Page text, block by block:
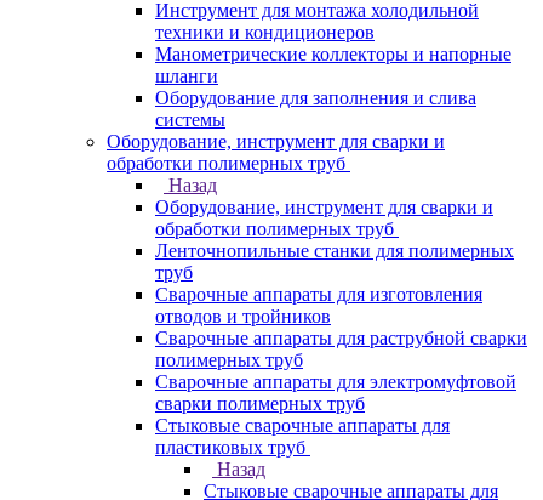
Инструмент для монтажа холодильной
техники и кондиционеров
Манометрические коллекторы и напорные
шланги
Оборудование для заполнения и слива
системы
Оборудование, инструмент для сварки и
обработки полимерных труб
Назад
Оборудование, инструмент для сварки и
обработки полимерных труб
Ленточнопильные станки для полимерных
труб
Сварочные аппараты для изготовления
отводов и тройников
Сварочные аппараты для раструбной сварки
полимерных труб
Сварочные аппараты для электромуфтовой
сварки полимерных труб
Стыковые сварочные аппараты для
пластиковых труб
Назад
Стыковые сварочные аппараты для